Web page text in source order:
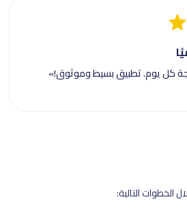
كل يوم. تطبيق بسيط وموثوق!»
الخطوات التالية: